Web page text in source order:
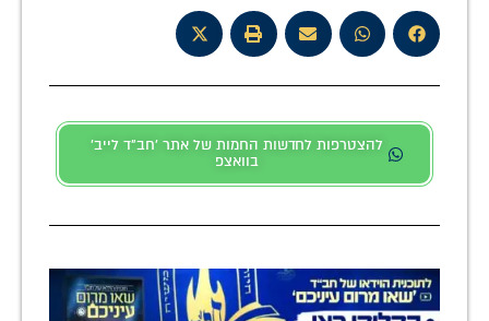
להצטרפות לחדשות החמות של אתר 'חב"ד לייב'
בוואצפ